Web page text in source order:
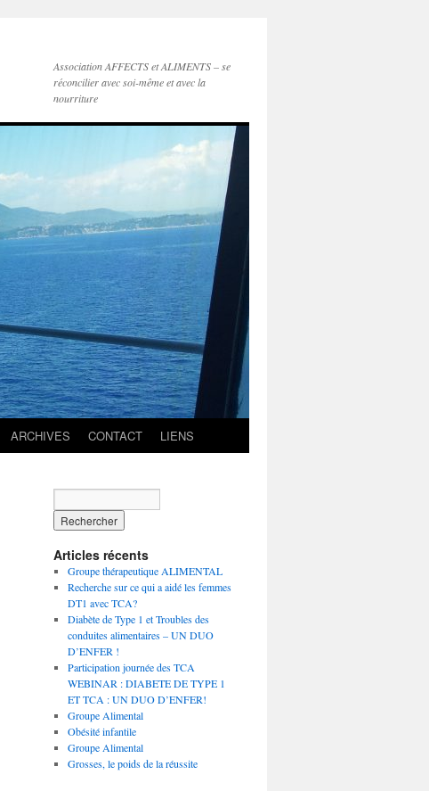
Association AFFECTS et ALIMENTS – se
réconcilier avec soi-même et avec la
nourriture
ARCHIVES CONTACT LIENS
Articles récents
Groupe thérapeutique ALIMENTAL
Recherche sur ce qui a aidé les femmes
DT1 avec TCA?
Diabète de Type 1 et Troubles des
conduites alimentaires – UN DUO
D’ENFER !
Participation journée des TCA
WEBINAR : DIABETE DE TYPE 1
ET TCA : UN DUO D’ENFER!
Groupe Alimental
Obésité infantile
Groupe Alimental
Grosses, le poids de la réussite